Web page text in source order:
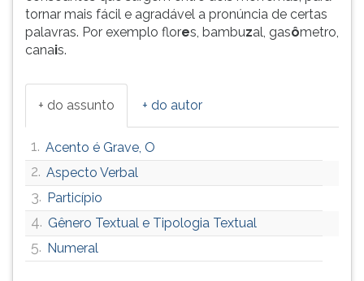
tornar mais fácil e agradável a pronúncia de certas
palavras. Por exemplo flores, bambuzal, gasômetro,
canais.
+ do assunto + do autor
1. Acento é Grave, O
2. Aspecto Verbal
3. Particípio
4. Gênero Textual e Tipologia Textual
5. Numeral